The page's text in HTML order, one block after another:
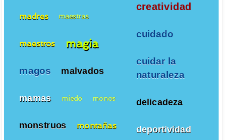
creatividad
cuidado
cuidar la
naturaleza
delicadeza
deportividad
madres maestras
maestros magia
magos malvados
mamas miedo monos
monstruos montañas